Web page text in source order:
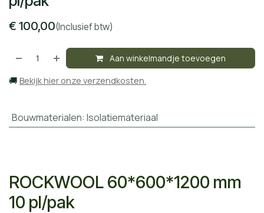
€ 100,00(Inclusief btw)
Aan winkelmandje toevoegen
🚚 Bekijk hier onze verzendkosten.
Bouwmaterialen: Isolatiemateriaal
ROCKWOOL 60*600*1200 mm
10 pl/pak